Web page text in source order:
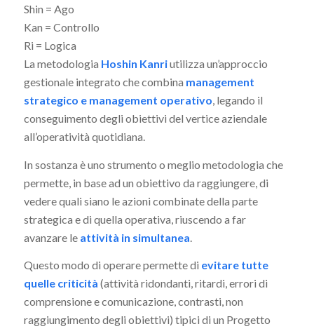
Shin = Ago
Kan = Controllo
Ri = Logica
La metodologia Hoshin Kanriutilizza un’approccio
gestionale integrato che combina management
strategico e management operativo, legando il
conseguimento degli obiettivi del vertice aziendale
all’operatività quotidiana.
In sostanza è uno strumento o meglio metodologia che
permette, in base ad un obiettivo da raggiungere, di
vedere quali siano le azioni combinate della parte
strategica e di quella operativa, riuscendo a far
avanzare le attività in simultanea.
Questo modo di operare permette di evitare tutte
quelle criticità (attività ridondanti, ritardi, errori di
comprensione e comunicazione, contrasti, non
raggiungimento degli obiettivi) tipici di un Progetto